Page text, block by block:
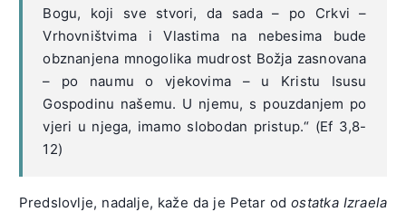
Bogu, koji sve stvori, da sada – po Crkvi –
Vrhovništvima i Vlastima na nebesima bude
obznanjena mnogolika mudrost Božja zasnovana
– po naumu o vjekovima – u Kristu Isusu
Gospodinu našemu. U njemu, s pouzdanjem po
vjeri u njega, imamo slobodan pristup.“ (Ef 3,8-
12)
Predslovlje, nadalje, kaže da je Petar odostatka Izraela